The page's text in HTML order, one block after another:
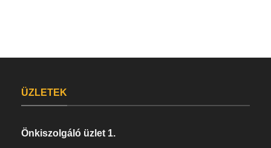
ÜZLETEK
Önkiszolgáló üzlet 1.